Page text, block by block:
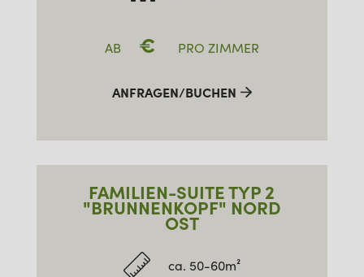
AB € PRO ZIMMER
ANFRAGEN/BUCHEN
FAMILIEN-SUITE TYP 2
"BRUNNENKOPF" NORD
OST
ca. 50-60m²